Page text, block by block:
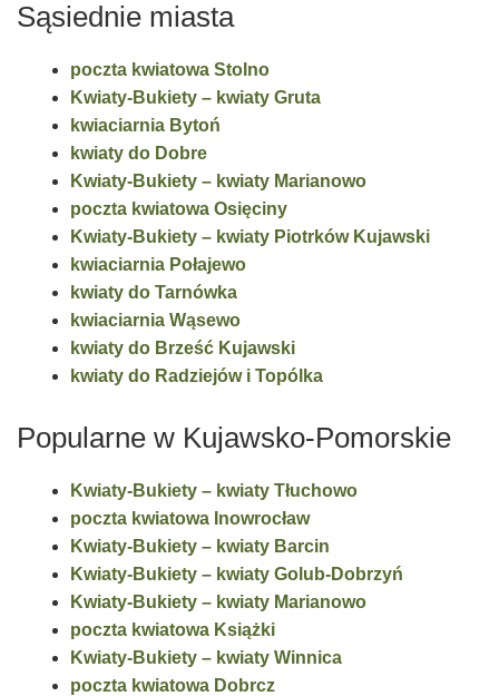
Sąsiednie miasta
poczta kwiatowa Stolno
Kwiaty-Bukiety – kwiaty Gruta
kwiaciarnia Bytoń
kwiaty do Dobre
Kwiaty-Bukiety – kwiaty Marianowo
poczta kwiatowa Osięciny
Kwiaty-Bukiety – kwiaty Piotrków Kujawski
kwiaciarnia Połajewo
kwiaty do Tarnówka
kwiaciarnia Wąsewo
kwiaty do Brześć Kujawski
kwiaty do Radziejów i Topólka
Popularne w Kujawsko-Pomorskie
Kwiaty-Bukiety – kwiaty Tłuchowo
poczta kwiatowa Inowrocław
Kwiaty-Bukiety – kwiaty Barcin
Kwiaty-Bukiety – kwiaty Golub-Dobrzyń
Kwiaty-Bukiety – kwiaty Marianowo
poczta kwiatowa Książki
Kwiaty-Bukiety – kwiaty Winnica
poczta kwiatowa Dobrcz